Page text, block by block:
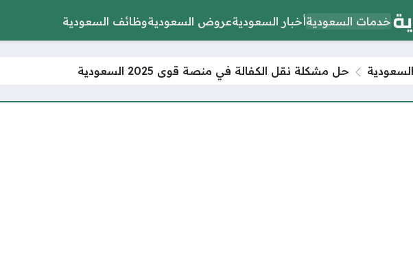
خدمات السعوديةأخبار السعوديةعروض السعوديةوظائف السعودية
حل مشكلة نقل الكفالة في منصة قوى 2025 السعودية